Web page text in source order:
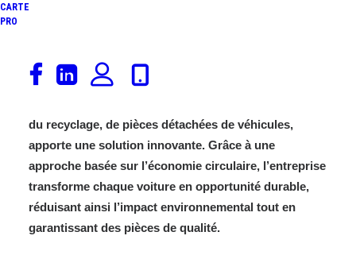
CARTE
PRO
L’industrie automobile est en pleine mutation.
Comment concilier performance et responsabilité
du recyclage, de pièces détachées de véhicules,
apporte une solution innovante. Grâce à une
approche basée sur l’économie circulaire, l’entreprise
transforme chaque voiture en opportunité durable,
réduisant ainsi l’impact environnemental tout en
garantissant des pièces de qualité.